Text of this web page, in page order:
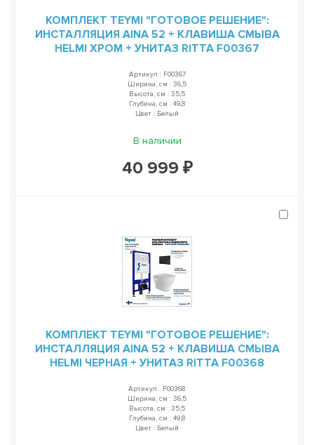
КОМПЛЕКТ TEYMI "ГОТОВОЕ РЕШЕНИЕ":
ИНСТАЛЛЯЦИЯ AINA 52 + КЛАВИША СМЫВА
HELMI ХРОМ + УНИТАЗ RITTA F00367
Артикул : F00367
Ширина, см : 36,5
Высота, см : 35,5
Глубина, см : 49,8
Цвет : Белый
В наличии
40 999 ₽
КОМПЛЕКТ TEYMI "ГОТОВОЕ РЕШЕНИЕ":
ИНСТАЛЛЯЦИЯ AINA 52 + КЛАВИША СМЫВА
HELMI ЧЕРНАЯ + УНИТАЗ RITTA F00368
Артикул : F00368
Ширина, см : 36,5
Высота, см : 35,5
Глубина, см : 49,8
Цвет : Белый